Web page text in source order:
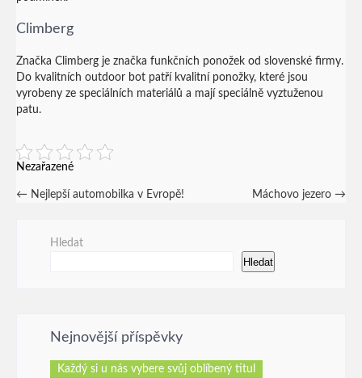
Climberg
Značka Climberg je značka funkčních ponožek od slovenské firmy.
Do kvalitních outdoor bot patří kvalitní ponožky, které jsou
vyrobeny ze speciálních materiálů a mají speciálně vyztuženou
patu.
Nezařazené
Post
← Nejlepší automobilka v Evropě! Máchovo jezero →
Hledat
Hledat
Nejnovější příspěvky
Každý si u nás vybere svůj oblíbený titul